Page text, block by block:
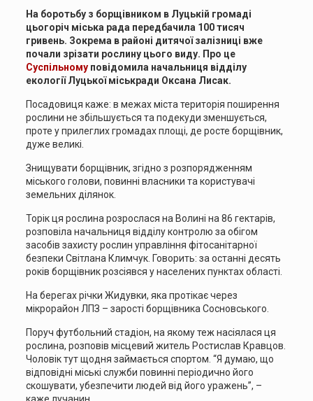
На боротьбу з борщівником в Луцькій громаді
цьогоріч міська рада передбачила 100 тисяч
гривень. Зокрема в районі дитячої залізниці вже
почали зрізати рослину цього виду. Про це
Суспільному повідомила начальниця відділу
екології Луцької міськради Оксана Лисак.
Посадовиця каже: в межах міста територія поширення
рослини не збільшується та подекуди зменшується,
проте у прилеглих громадах площі, де росте борщівник,
дуже великі.
Знищувати борщівник, згідно з розпорядженням
міського голови, повинні власники та користувачі
земельних ділянок.
Торік ця рослина розрослася на Волині на 86 гектарів,
розповіла начальниця відділу контролю за обігом
засобів захисту рослин управління фітосанітарної
безпеки Світлана Климчук. Говорить: за останні десять
років борщівник розсіявся у населених пунктах області.
На берегах річки Жидувки, яка протікає через
мікрорайон ЛПЗ – зарості борщівника Сосновського.
Поруч футбольний стадіон, на якому теж насіялася ця
рослина, розповів місцевий житель Ростислав Кравцов.
Чоловік тут щодня займається спортом. “Я думаю, що
відповідні міські служби повинні періодично його
скошувати, убезпечити людей від його уражень”, –
каже лучанин.